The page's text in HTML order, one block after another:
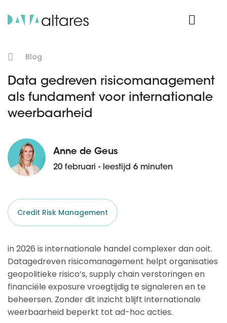
Blog
Data gedreven risicomanagement
als fundament voor internationale
weerbaarheid
Anne de Geus
20 februari - leestijd 6 minuten
Credit Risk Management
in 2026 is internationale handel complexer dan ooit.
Datagedreven risicomanagement helpt organisaties
geopolitieke risico’s, supply chain verstoringen en
financiële exposure vroegtijdig te signaleren en te
beheersen. Zonder dit inzicht blijft internationale
weerbaarheid beperkt tot ad-hoc acties.